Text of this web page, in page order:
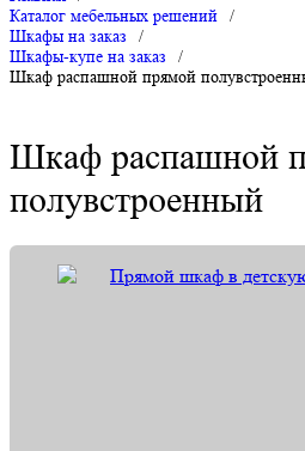
Каталог мебельных решений
/
Шкафы на заказ
/
Шкафы-купе на заказ
/
Шкаф распашной прямой
Шкаф распашной
полувстроенный